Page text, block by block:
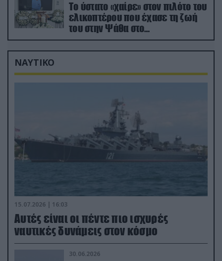
Το ύστατο «χαίρε» στον πιλότο του
ελικοπτέρου που έχασε τη ζωή
του στην Ψάθα στο
αποτεφρωτήριο Ριτσώνας
ΝΑΥΤΙΚΟ
15.07.2026 | 16:03
Aυτές είναι οι πέντε πιο ισχυρές
ναυτικές δυνάμεις στον κόσμο
30.06.2026